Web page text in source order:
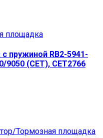
площадка
пружиной RB2-5941-
9050 (CET), CET2766
Тормозная площадка